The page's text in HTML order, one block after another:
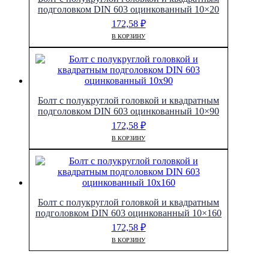
подголовком DIN 603 оцинкованный 10×20
172,58 ₽
В КОРЗИНУ
Болт с полукруглой головкой и квадратным
подголовком DIN 603 оцинкованный 10×90
172,58 ₽
В КОРЗИНУ
Болт с полукруглой головкой и квадратным
подголовком DIN 603 оцинкованный 10×160
172,58 ₽
В КОРЗИНУ